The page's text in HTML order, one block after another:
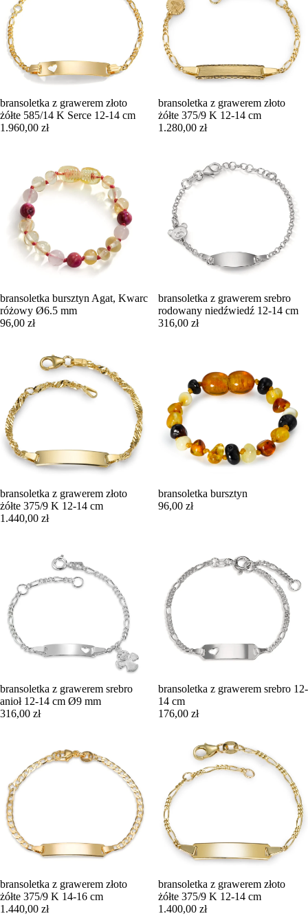
bransoletka z grawerem złoto
żółte 585/14 K Serce 12-14 cm
1.960,00 zł
bransoletka z grawerem złoto
żółte 375/9 K 12-14 cm
1.280,00 zł
bransoletka bursztyn Agat, Kwarc
różowy Ø6.5 mm
96,00 zł
bransoletka z grawerem srebro
rodowany niedźwiedź 12-14 cm
316,00 zł
bransoletka z grawerem złoto
żółte 375/9 K 12-14 cm
1.440,00 zł
bransoletka bursztyn
96,00 zł
bransoletka z grawerem srebro
anioł 12-14 cm Ø9 mm
316,00 zł
bransoletka z grawerem srebro 12-
14 cm
176,00 zł
bransoletka z grawerem złoto
żółte 375/9 K 14-16 cm
1.440,00 zł
bransoletka z grawerem złoto
żółte 375/9 K 12-14 cm
1.400,00 zł